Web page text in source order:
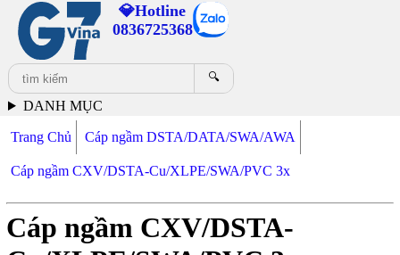
💎Hotline
0836725368
🔍
DANH MỤC
Trang Chủ Cáp ngầm DSTA/DATA/SWA/AWA
Cáp ngầm CXV/DSTA-Cu/XLPE/SWA/PVC 3x
Cáp ngầm CXV/DSTA-